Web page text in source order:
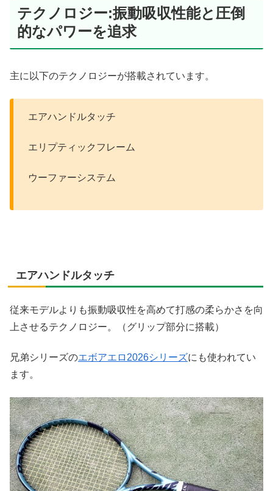
テクノロジー:振動吸収性能と圧倒
的なパワーを追求
主に以下のテクノロジーが搭載されています。
エアハンドルタッチ
エリプティックフレーム
ウーファーシステム
エアハンドルタッチ
従来モデルよりも振動吸収性を高めて打感の柔らかさを向
上させるテクノロジー。（グリップ部分に搭載）
兄弟シリーズのエボアエロ2026シリーズにも使われてい
ます。